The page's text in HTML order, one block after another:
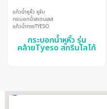
แก้วน้ำหูหิ้ว หูจับ
กระบอกน้ำสเตนเลส
แก้วน้ำทรงTYESO
กระบอกน้ำหูหิ้ว รุ่น
คล้ายTyeso สกรีนโลโก้